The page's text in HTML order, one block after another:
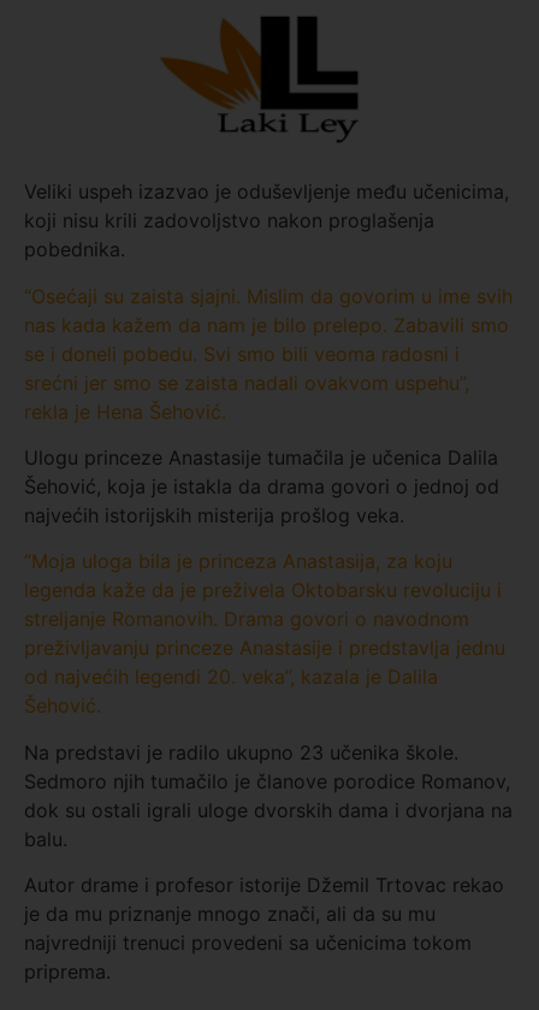
Veliki uspeh izazvao je oduševljenje među učenicima,
koji nisu krili zadovoljstvo nakon proglašenja
pobednika.
“Osećaji su zaista sjajni. Mislim da govorim u ime svih
nas kada kažem da nam je bilo prelepo. Zabavili smo
se i doneli pobedu. Svi smo bili veoma radosni i
srećni jer smo se zaista nadali ovakvom uspehu”,
rekla je Hena Šehović.
Ulogu princeze Anastasije tumačila je učenica Dalila
Šehović, koja je istakla da drama govori o jednoj od
najvećih istorijskih misterija prošlog veka.
“Moja uloga bila je princeza Anastasija, za koju
legenda kaže da je preživela Oktobarsku revoluciju i
streljanje Romanovih. Drama govori o navodnom
preživljavanju princeze Anastasije i predstavlja jednu
od najvećih legendi 20. veka”, kazala je Dalila
Šehović.
Na predstavi je radilo ukupno 23 učenika škole.
Sedmoro njih tumačilo je članove porodice Romanov,
dok su ostali igrali uloge dvorskih dama i dvorjana na
balu.
Autor drame i profesor istorije Džemil Trtovac rekao
je da mu priznanje mnogo znači, ali da su mu
najvredniji trenuci provedeni sa učenicima tokom
priprema.